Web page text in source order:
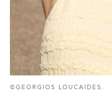
©GEORGIOS LOUCAIDES.